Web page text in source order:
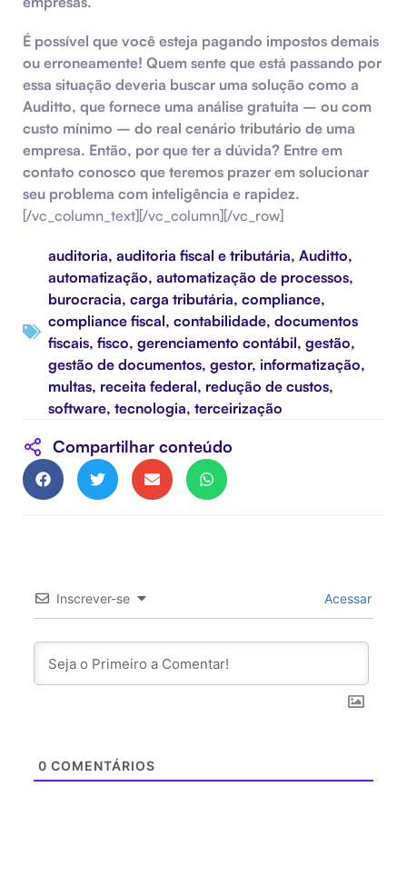
É possível que você esteja pagando impostos demais
ou erroneamente! Quem sente que está passando por
essa situação deveria buscar uma solução como a
Auditto, que fornece uma análise gratuita – ou com
custo mínimo – do real cenário tributário de uma
empresa. Então, por que ter a dúvida? Entre em
contato conosco que teremos prazer em solucionar
seu problema com inteligência e rapidez.
[/vc_column_text][/vc_column][/vc_row]
auditoria, auditoria fiscal e tributária, Auditto,
automatização, automatização de processos,
burocracia, carga tributária, compliance,
compliance fiscal, contabilidade, documentos
fiscais, fisco, gerenciamento contábil, gestão,
gestão de documentos, gestor, informatização,
multas, receita federal, redução de custos,
software, tecnologia, terceirização
Compartilhar conteúdo
Inscrever-se Acessar
0 COMENTÁRIOS